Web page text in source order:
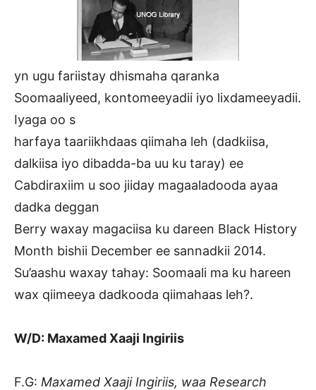
yn ugu fariistay dhismaha qaranka
Soomaaliyeed, kontomeeyadii iyo lixdameeyadii.
Iyaga oo s
harfaya taariikhdaas qiimaha leh (dadkiisa,
dalkiisa iyo dibadda-ba uu ku taray) ee
Cabdiraxiim u soo jiiday magaaladooda ayaa
dadka deggan
Berry waxay magaciisa ku dareen Black History
Month bishii December ee sannadkii 2014.
Su’aashu waxay tahay: Soomaali ma ku hareen
wax qiimeeya dadkooda qiimahaas leh?.
W/D: Maxamed Xaaji Ingiriis
F.G: Maxamed Xaaji Ingiriis, waa Research